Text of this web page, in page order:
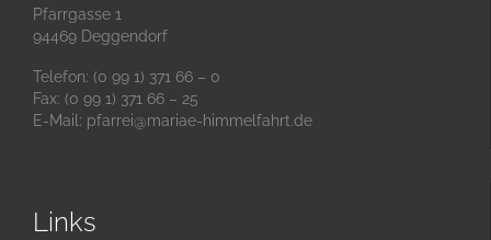
Pfarrgasse 1
94469 Deggendorf
Telefon: (0 99 1) 371 66 – 0
Fax: (0 99 1) 371 66 – 25
E-Mail: pfarrei@mariae-himmelfahrt.de
Links